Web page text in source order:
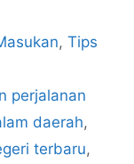
,Tips
perjalanan
daerah,
terbaru,